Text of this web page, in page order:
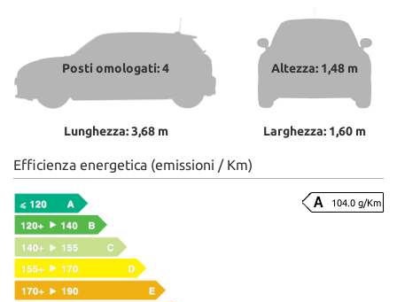
Posti omologati: 4
Lunghezza: 3,68 m
Altezza: 1,48 m
Larghezza: 1,60 m
Efficienza energetica (emissioni / Km)
104.0 g/Km